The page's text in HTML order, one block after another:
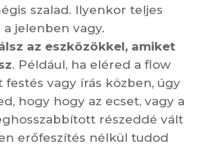
szalad. Ilyenkor teljes
jelenben vagy.
az eszközökkel, amiket
. Például, ha eléred a flow
festés vagy írás közben, úgy
hogy hogy az ecset, vagy a
részeddé vált
erőfeszítés nélkül tudod